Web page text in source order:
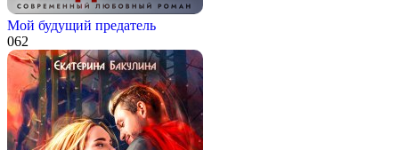
Мой будущий предатель
062